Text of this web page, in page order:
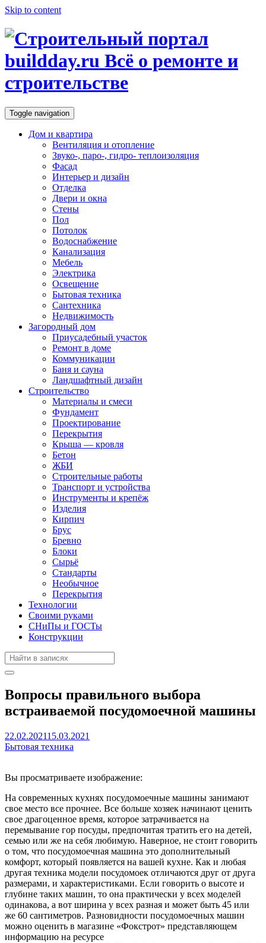
Skip to content
Toggle navigation
Дом и квартира
Вентиляция и отопление
Звуко-, паро-, гидро- теплоизоляция
Фасад
Интерьер и дизайн
Отделка
Двери и окна
Стены
Пол
Потолок
Водоснабжение
Канализация
Мебель
Электрика
Освещение
Бытовая техника
Сантехника
Недвижимость
Загородный дом
Приусадебный участок
Ремонт в доме
Коммуникации
Баня и сауна
Ландшафтный дизайн
Строительство
Материалы и смеси
Фундамент
Проектирование
Перекрытия
Крыша — кровля
Бетон
ЖБИ
Строительные работы
Транспорт и устройства
Инструменты и крепёж
Изделия
Кирпич
Брус
Бревно
Блоки
Сырьё
Стандарты
Необычное
Перекрытия
Технологии
Своими руками
СНиПы и ГОСТы
Конструкции
Вопросы правильного выбора
встраиваемой посудомоечной машины
22.02.202115.03.2021
Бытовая техника
Вы просматриваете изображение:
На современных кухнях посудомоечные машины занимают
свое место все прочнее. Все больше хозяек начинают ценить
свое драгоценное время, которое затрачивается на
перемывание гор посуды, предпочитая тратить его на детей,
семью или же на себя любимую. Наверное, не стоит говорить
о том, что посудомоечная машина это дополнительный
комфорт, который появляется на вашей кухне. Как и любая
другая техника модели посудомоек отличаются друг от друга
размерами, и характеристиками. Если говорить о высоте и
глубине таких машин, то она практически у всех моделей
одинакова, а вот ширина у всех разная и может быть 45 или
же 60 сантиметров. Разновидности посудомоечных машин
можно оценить в магазине «Фокстрот» представляющем
информацию на ресурсе